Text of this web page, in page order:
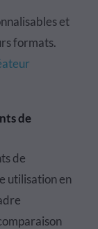
et
formats.
de
de
utilisation en